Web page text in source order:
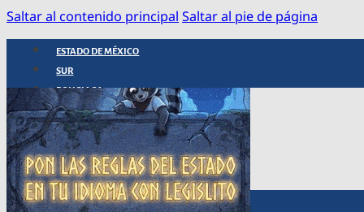
Saltar al contenido principal Saltar al pie de página
ESTADO DE MÉXICO
SUR
POLICIACA
NACIONAL
INTERNACIONAL
ARTE, CIENCIA Y TECNOLOGÍA
COLUMNAS
BAJO LA LUPA